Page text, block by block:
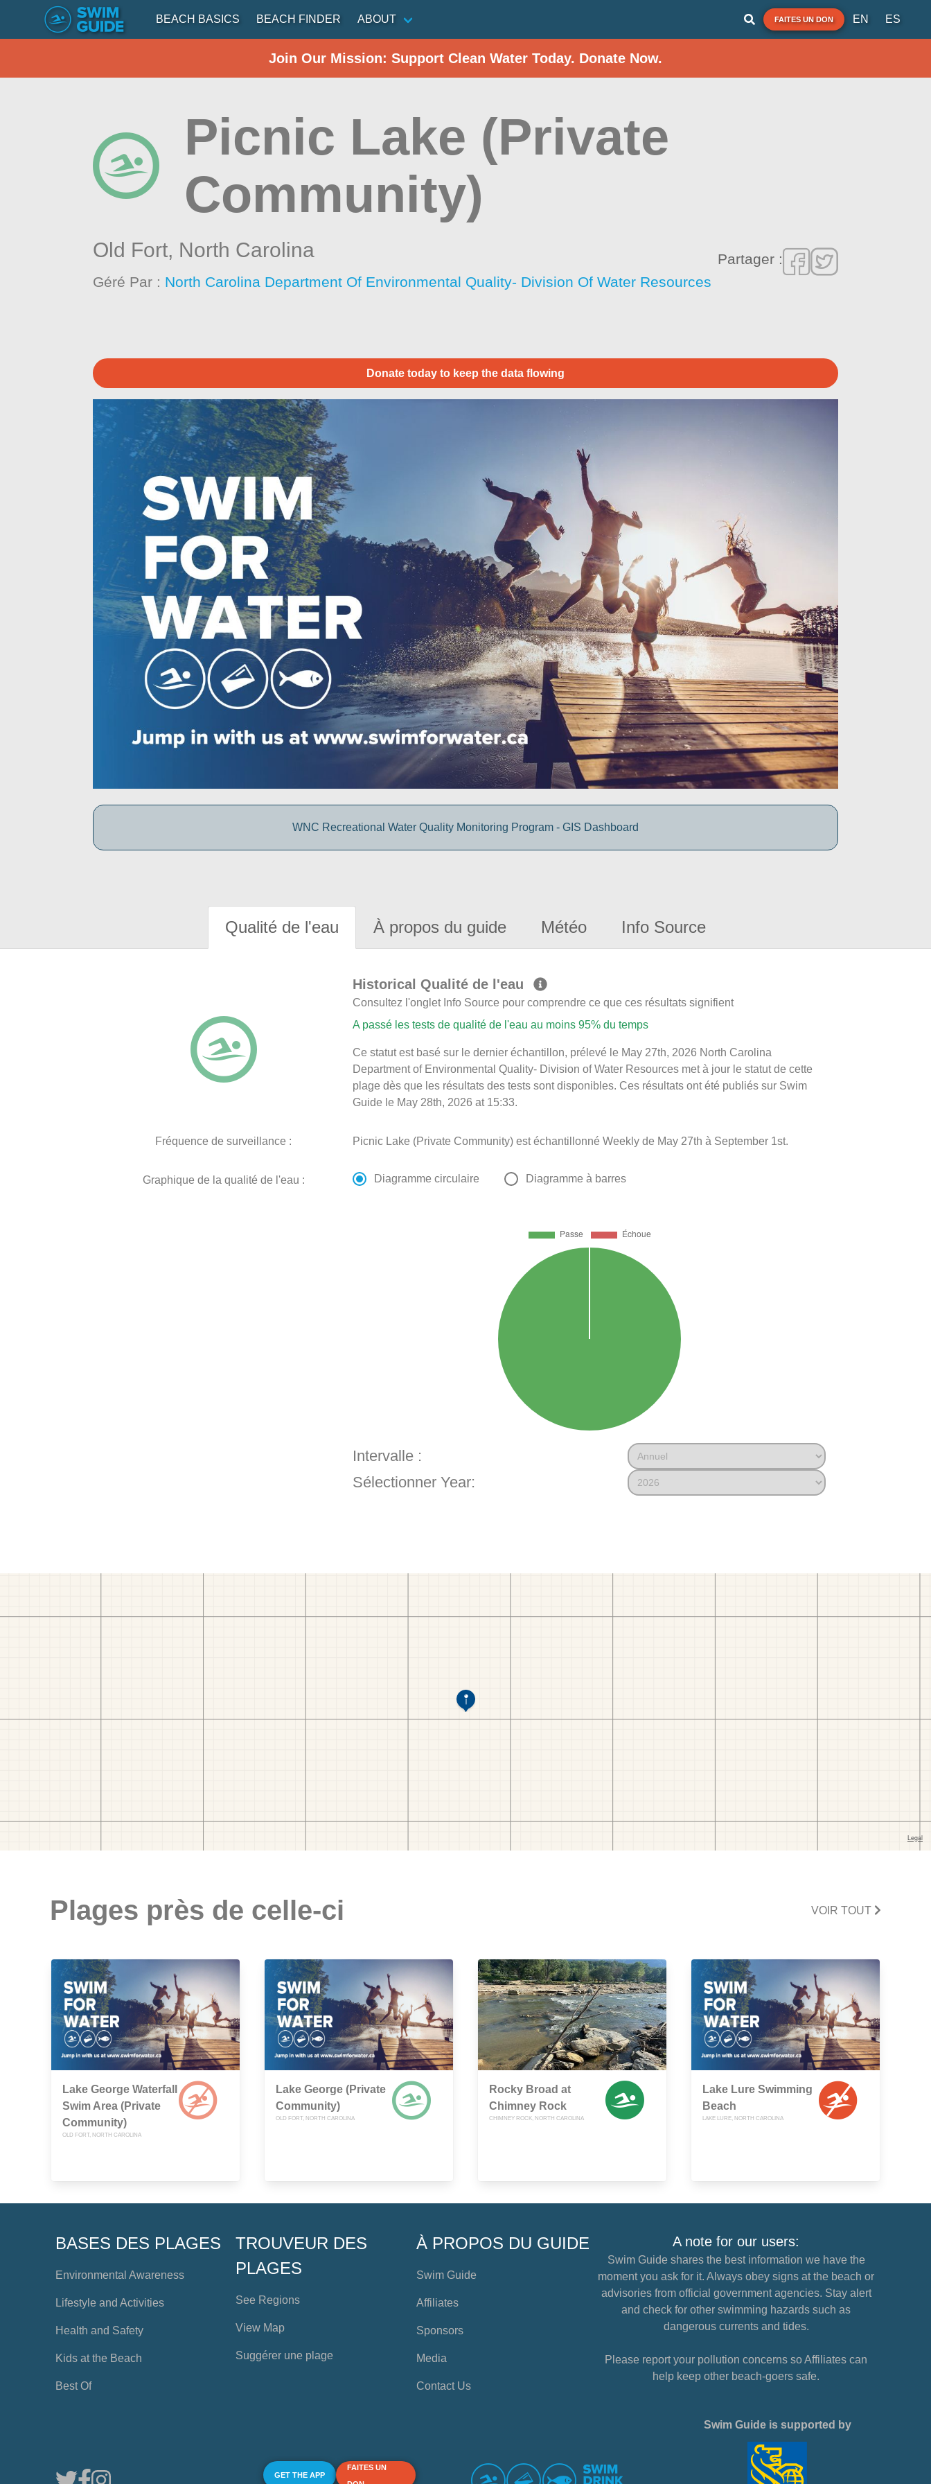
BEACH BASICS BEACH FINDER ABOUT FAITES UN DON EN ES
Join Our Mission: Support Clean Water Today. Donate Now.
Picnic Lake (Private
Community)
Old Fort, North Carolina
Géré Par : North Carolina Department Of Environmental Quality- Division Of Water Resources
Partager :
Donate today to keep the data flowing
WNC Recreational Water Quality Monitoring Program - GIS Dashboard
Qualité de l'eau À propos du guide Météo Info Source
Historical Qualité de l'eau
Consultez l'onglet Info Source pour comprendre ce que ces résultats signifient
A passé les tests de qualité de l'eau au moins 95% du temps
Ce statut est basé sur le dernier échantillon, prélevé le May 27th, 2026 North Carolina
Department of Environmental Quality- Division of Water Resources met à jour le statut de cette
plage dès que les résultats des tests sont disponibles. Ces résultats ont été publiés sur Swim
Guide le May 28th, 2026 at 15:33.
Fréquence de surveillance : Picnic Lake (Private Community) est échantillonné Weekly de May 27th à September 1st.
Graphique de la qualité de l'eau : Diagramme circulaire Diagramme à barres
Intervalle :
Sélectionner Year:
Plages près de celle-ci VOIR TOUT
Lake George Waterfall
Swim Area (Private
Community)
OLD FORT, NORTH CAROLINA
Lake George (Private
Community)
OLD FORT, NORTH CAROLINA
Rocky Broad at
Chimney Rock
CHIMNEY ROCK, NORTH CAROLINA
Lake Lure Swimming
Beach
LAKE LURE, NORTH CAROLINA
BASES DES PLAGES
Environmental Awareness
Lifestyle and Activities
Health and Safety
Kids at the Beach
Best Of
TROUVEUR DES
PLAGES
See Regions
View Map
Suggérer une plage
À PROPOS DU GUIDE
Swim Guide
Affiliates
Sponsors
Media
Contact Us
A note for our users:
Swim Guide shares the best information we have the
moment you ask for it. Always obey signs at the beach or
advisories from official government agencies. Stay alert
and check for other swimming hazards such as
dangerous currents and tides.
Please report your pollution concerns so Affiliates can
help keep other beach-goers safe.
GET THE APP
FAITES UN
Swim Guide is supported by